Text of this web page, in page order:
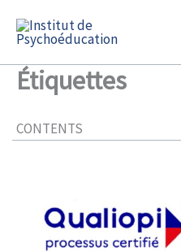
Étiquettes
CONTENTS